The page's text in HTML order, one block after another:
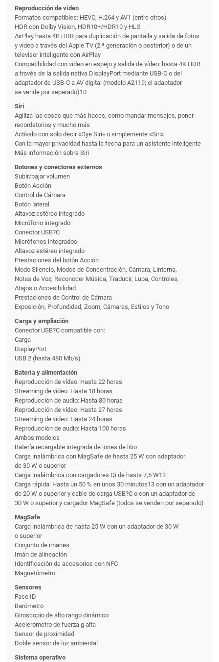
Reproducción de vídeo
Formatos compatibles: HEVC, H.264 y AV1 (entre otros)
HDR con Dolby Vision, HDR10+/HDR10 y HLG
AirPlay hasta 4K HDR para duplicación de pantalla y salida de fotos
y vídeo a través del Apple TV (2.ª generación o posterior) o de un
televisor inteligente con AirPlay
Compati­bilidad con vídeo en espejo y salida de vídeo: hasta 4K HDR
a través de la salida nativa DisplayPort mediante USB-C o del
adaptador de USB-C a AV digital (modelo A2119; el adaptador
se vende por separado)10
Siri
Agiliza las cosas que más haces, como mandar mensajes, poner
recordatorios y mucho más
Actívalo con solo decir «Oye Siri» o simplemente «Siri»
Con la mayor privacidad hasta la fecha para un asistente inteligente
Más información sobre Siri
Botones y conectores externos
Subir/bajar volumen
Botón Acción
Control de Cámara
Botón lateral
Altavoz estéreo integrado
Micrófono integrado
Conector USB?C
Micrófonos integrados
Altavoz estéreo integrado
Prestaciones del botón Acción
Modo Silencio, Modos de Concentración, Cámara, Linterna,
Notas de Voz, Reconocer Música, Traducir, Lupa, Controles,
Atajos o Accesibilidad
Prestaciones de Control de Cámara
Exposición, Profundidad, Zoom, Cámaras, Estilos y Tono
Carga y ampliación
Conector USB?C compatible con:
Carga
DisplayPort
USB 2 (hasta 480 Mb/s)
Batería y alimentación
Reproducción de vídeo: Hasta 22 horas
Streaming de vídeo: Hasta 18 horas
Reproducción de audio: Hasta 80 horas
Reproducción de vídeo: Hasta 27 horas
Streaming de vídeo: Hasta 24 horas
Reproducción de audio: Hasta 100 horas
Ambos modelos
Batería recargable integrada de iones de litio
Carga inalámbrica con MagSafe de hasta 25 W con adaptador
de 30 W o superior
Carga inalámbrica con cargadores Qi de hasta 7,5 W13
Carga rápida: Hasta un 50 % en unos 30 minutos13 con un adaptador
de 20 W o superior y cable de carga USB?C o con un adaptador de
30 W o superior y cargador MagSafe (todos se venden por separado)
MagSafe
Carga inalámbrica de hasta 25 W con un adaptador de 30 W
o superior
Conjunto de imanes
Imán de alineación
Identificación de accesorios con NFC
Magnetómetro
Sensores
Face ID
Barómetro
Giroscopio de alto rango dinámico
Acelerómetro de fuerza g alta
Sensor de proximidad
Doble sensor de luz ambiental
Sistema operativo